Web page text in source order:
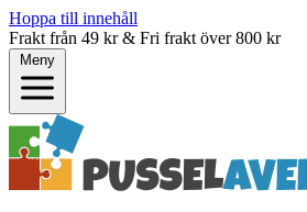
Hoppa till innehåll
Frakt från 49 kr & Fri frakt över 800 kr
Meny